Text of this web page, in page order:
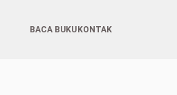
BACA BUKU KONTAK